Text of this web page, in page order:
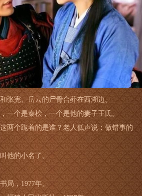
张宪、岳云的尸骨合葬在西湖边。
一个是秦桧，一个是他的妻子王氏。
两个跪着的是谁？老人低声说：做错事的
他的小名了。
局，1977年。